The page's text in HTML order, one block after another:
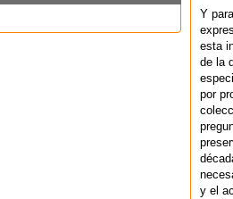
Y
esta
de la
por
y el